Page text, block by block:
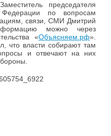
председателя
Федерации по вопросам
связи, СМИ Дмитрий
можно через
«Объясняем.рф».
что власти собирают там
и отвечают на них